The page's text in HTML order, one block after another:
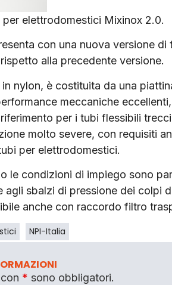
per elettrodomestici Mixinox 2.0.
con una nuova versione
alla precedente versione.
nylon, è costituita da una
meccaniche
per i tubi flessibili
molto severe, con requisiti
per elettrodomestici.
le condizioni di impiego sono
agli sbalzi di pressione dei colpi
anche con raccordo filtro
NPI-Italia
* sono obbligatori.